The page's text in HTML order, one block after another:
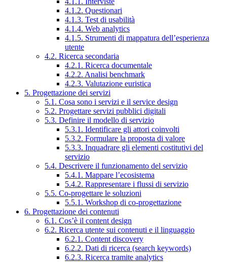
4.1.2. Questionari
4.1.3. Test di usabilità
4.1.4. Web analytics
4.1.5. Strumenti di mappatura dell’esperienza
utente
4.2. Ricerca secondaria
4.2.1. Ricerca documentale
4.2.2. Analisi benchmark
4.2.3. Valutazione euristica
5. Progettazione dei servizi
5.1. Cosa sono i servizi e il service design
5.2. Progettare servizi pubblici digitali
5.3. Definire il modello di servizio
5.3.1. Identificare gli attori coinvolti
5.3.2. Formulare la proposta di valore
5.3.3. Inquadrare gli elementi costitutivi del
servizio
5.4. Descrivere il funzionamento del servizio
5.4.1. Mappare l’ecosistema
5.4.2. Rappresentare i flussi di servizio
5.5. Co-progettare le soluzioni
5.5.1. Workshop di co-progettazione
6. Progettazione dei contenuti
6.1. Cos’è il content design
6.2. Ricerca utente sui contenuti e il linguaggio
6.2.1. Content discovery
6.2.2. Dati di ricerca (search keywords)
6.2.3. Ricerca tramite analytics